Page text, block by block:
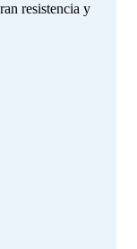
resistencia y